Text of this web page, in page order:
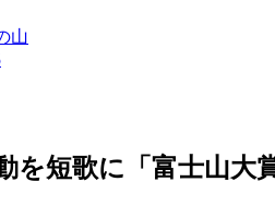
山
を短歌に「富士山大